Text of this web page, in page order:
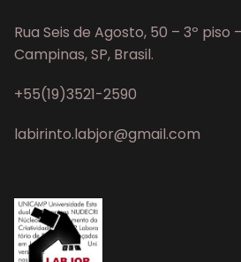
Rua Seis de Agosto, 50 – 3º piso
Campinas, SP, Brasil.
+55(19)3521-2590
labirinto.labjor@gmail.com